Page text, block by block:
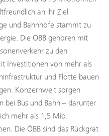
an ihr Ziel
und Bahnhöfe stammt zu
Die ÖBB gehören mit
zu den
Investitionen von mehr als
und Flotte bauen
Konzernweit sorgen
bei Bus und Bahn – darunter
mehr als 1,5 Mio.
Die ÖBB sind das Rückgrat